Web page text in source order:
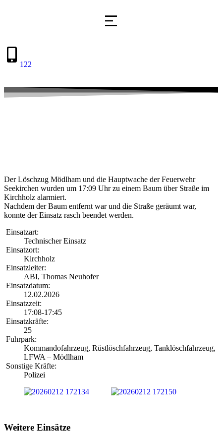
122
Der Löschzug Mödlham und die Hauptwache der Feuerwehr
Seekirchen wurden um 17:09 Uhr zu einem Baum über Straße im
Kirchholz alarmiert.
Nachdem der Baum entfernt war und die Straße geräumt war,
konnte der Einsatz rasch beendet werden.
Einsatzart:
Technischer Einsatz
Einsatzort:
Kirchholz
Einsatzleiter:
ABI, Thomas Neuhofer
Einsatzdatum:
12.02.2026
Einsatzzeit:
17:08-17:45
Einsatzkräfte:
25
Fuhrpark:
Kommandofahrzeug, Rüstlöschfahrzeug, Tanklöschfahrzeug,
LFWA – Mödlham
Sonstige Kräfte:
Polizei
Weitere Einsätze